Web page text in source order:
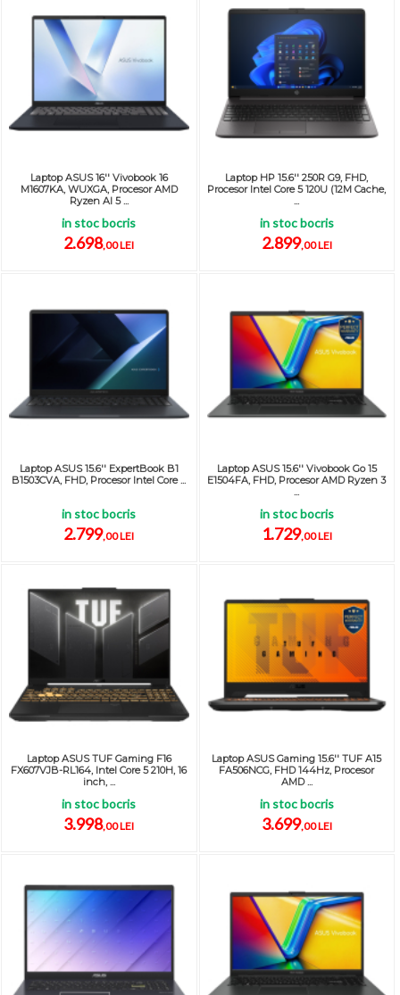
Laptop ASUS 16'' Vivobook 16
M1607KA, WUXGA, Procesor AMD
Ryzen AI 5 ...
in stoc bocris
2.698,00 LEI
Laptop HP 15.6'' 250R G9, FHD,
Procesor Intel Core 5 120U (12M Cache,
...
in stoc bocris
2.899,00 LEI
Laptop ASUS 15.6'' ExpertBook B1
B1503CVA, FHD, Procesor Intel Core ...
in stoc bocris
2.799,00 LEI
Laptop ASUS 15.6'' Vivobook Go 15
E1504FA, FHD, Procesor AMD Ryzen 3
in stoc bocris
1.729,00 LEI
Laptop ASUS TUF Gaming F16
FX607VJB-RL164, Intel Core 5 210H, 16
inch, ...
in stoc bocris
3.998,00 LEI
Laptop ASUS Gaming 15.6'' TUF A15
FA506NCG, FHD 144Hz, Procesor
AMD ...
in stoc bocris
3.699,00 LEI